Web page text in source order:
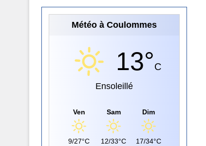
Météo à Coulommes
13°C
Ensoleillé
Ven
9/27°C
Sam
12/33°C
Dim
17/34°C